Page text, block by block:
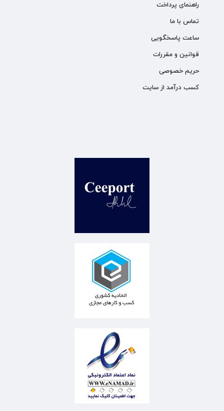
راهنمای پرداخت
تماس با ما
ساعت پاسخگویی
قوانین و مقررات
حریم خصوصی
کسب درآمد از سایت